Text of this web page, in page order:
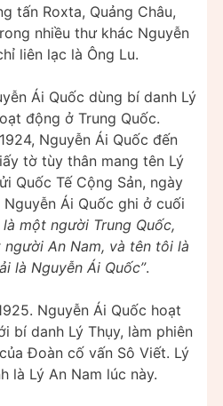
tấn Roxta, Quảng Châu,
nhiều thư khác Nguyễn
liên lạc là Ông Lu.
Ái Quốc dùng bí danh Lý
động ở Trung Quốc.
Nguyễn Ái Quốc đến
tờ tùy thân mang tên Lý
Quốc Tế Cộng Sản, ngày
Nguyễn Ái Quốc ghi ở cuối
một người Trung Quốc,
An Nam, và tên tôi là
là Nguyễn Ái Quốc”.
Nguyễn Ái Quốc hoạt
bí danh Lý Thụy, làm phiên
Đoàn cố vấn Sô Viết. Lý
là Lý An Nam lúc này.